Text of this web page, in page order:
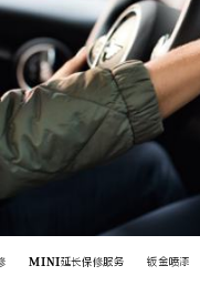
MINI延长保修服务 钣金喷漆